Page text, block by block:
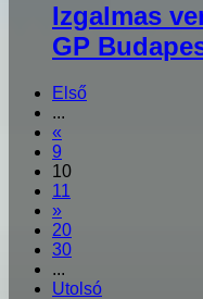
Izgalmas
GP
Első
...
«
9
10
11
»
20
30
...
Utolsó